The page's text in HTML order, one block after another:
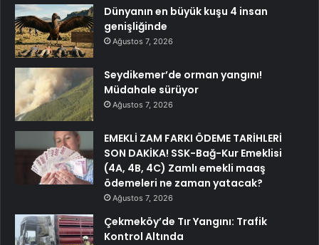
Dünyanın en büyük kuşu 4 insan
genişliğinde
Ağustos 7, 2026
Seydikemer’de orman yangını!
Müdahale sürüyor
Ağustos 7, 2026
EMEKLİ ZAM FARKI ÖDEME TARİHLERİ
SON DAKİKA! SSK-Bağ-Kur Emeklisi
(4A, 4B, 4C) Zamlı emekli maaş
ödemeleri ne zaman yatacak?
Ağustos 7, 2026
Çekmeköy’de Tır Yangını: Trafik
Kontrol Altında